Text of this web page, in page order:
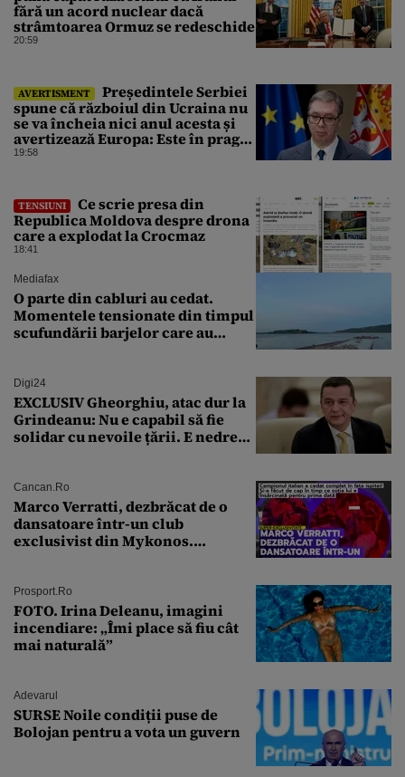
fără un acord nuclear dacă
strâmtoarea Ormuz se redeschide
20:59
AVERTISMENT
⁠Președintele Serbiei
spune că războiul din Ucraina nu
se va încheia nici anul acesta și
avertizează Europa: Este în pragul
unui război la scară largă
19:58
TENSIUNI
Ce scrie presa din
Republica Moldova despre drona
care a explodat la Crocmaz
18:41
Mediafax
O parte din cabluri au cedat.
Momentele tensionate din timpul
scufundării barjelor care au
Digi24
EXCLUSIV Gheorghiu, atac dur la
Grindeanu: Nu e capabil să fie
solidar cu nevoile țării. E nedrept
Cancan.ro
Marco Verratti, dezbrăcat de o
dansatoare într-un club
exclusivist din Mykonos.
Prosport.ro
FOTO. Irina Deleanu, imagini
incendiare: „Îmi place să fiu cât
mai naturală”
Adevarul
SURSE Noile condiții puse de
Bolojan pentru a vota un guvern